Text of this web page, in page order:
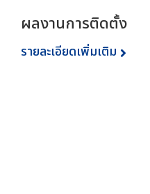
ผลงานการติดตั้ง
รายละเอียดเพิ่มเติม